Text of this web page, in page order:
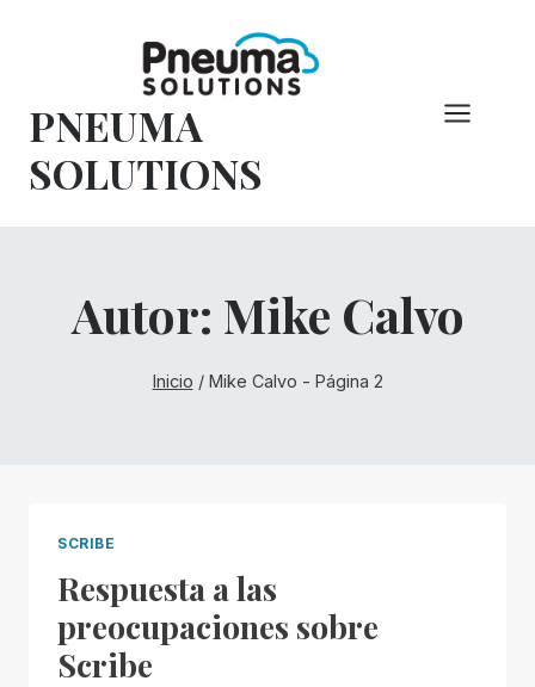
PNEUMA
SOLUTIONS
Autor: Mike Calvo
Inicio / Mike Calvo - Página 2
SCRIBE
Respuesta a las
preocupaciones sobre
Scribe